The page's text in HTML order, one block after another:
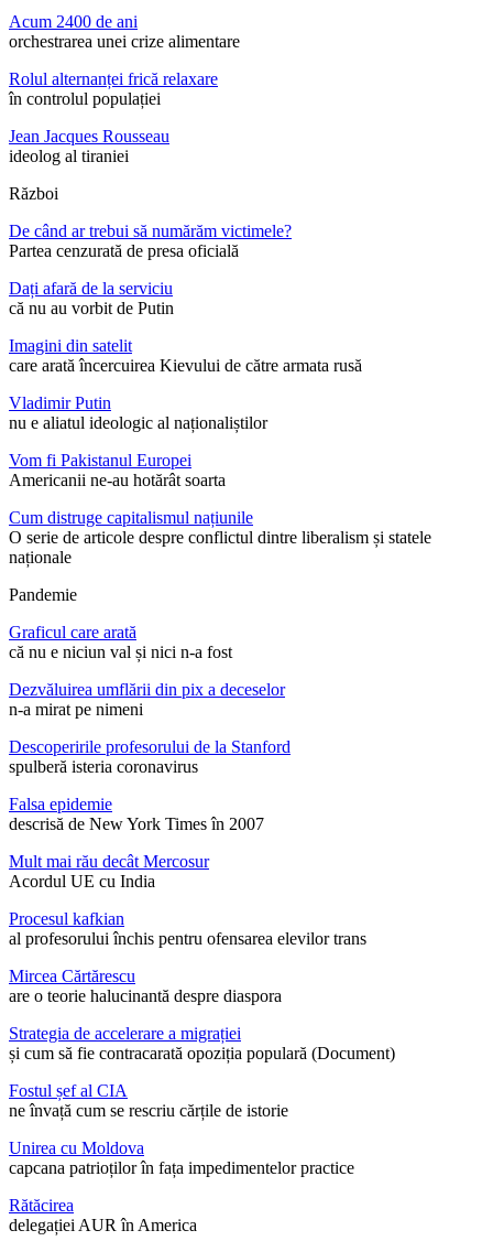
Acum 2400 de ani
orchestrarea unei crize alimentare
Rolul alternanței frică relaxare
în controlul populației
Jean Jacques Rousseau
ideolog al tiraniei
Război
De când ar trebui să numărăm victimele?
Partea cenzurată de presa oficială
Dați afară de la serviciu
că nu au vorbit de Putin
Imagini din satelit
care arată încercuirea Kievului de către armata rusă
Vladimir Putin
nu e aliatul ideologic al naționaliștilor
Vom fi Pakistanul Europei
Americanii ne-au hotărât soarta
Cum distruge capitalismul națiunile
O serie de articole despre conflictul dintre liberalism și statele
naționale
Pandemie
Graficul care arată
că nu e niciun val și nici n-a fost
Dezvăluirea umflării din pix a deceselor
n-a mirat pe nimeni
Descoperirile profesorului de la Stanford
spulberă isteria coronavirus
Falsa epidemie
descrisă de New York Times în 2007
Mult mai rău decât Mercosur
Acordul UE cu India
Procesul kafkian
al profesorului închis pentru ofensarea elevilor trans
Mircea Cărtărescu
are o teorie halucinantă despre diaspora
Strategia de accelerare a migrației
și cum să fie contracarată opoziția populară (Document)
Fostul șef al CIA
ne învață cum se rescriu cărțile de istorie
Unirea cu Moldova
capcana patrioților în fața impedimentelor practice
Rătăcirea
delegației AUR în America